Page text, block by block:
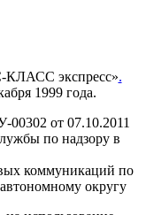
КЛАСС экспресс».
1999 года.
от 07.10.2011
по надзору в
коммуникаций по
округу